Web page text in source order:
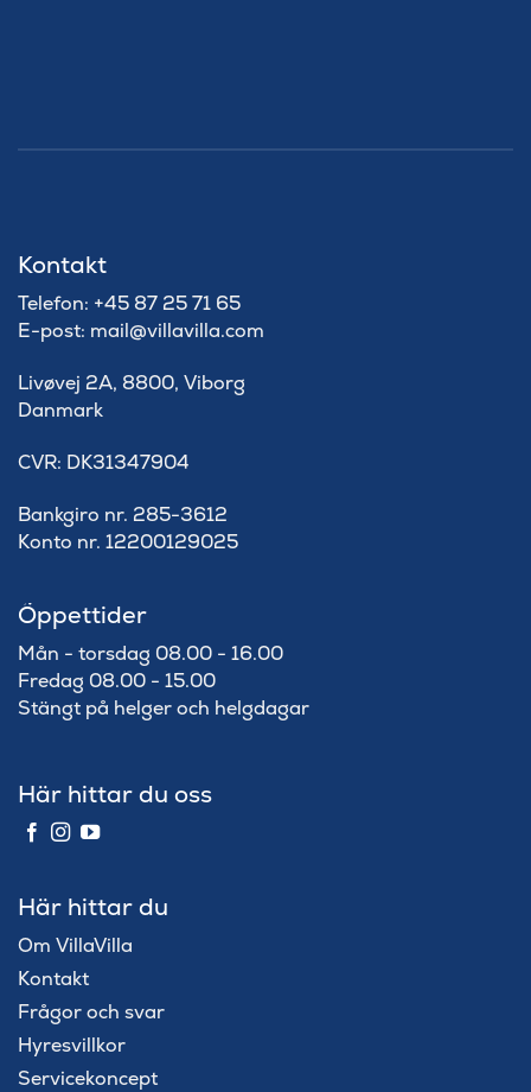
Kontakt
Telefon: +45 87 25 71 65
E-post: mail@villavilla.com
Livøvej 2A, 8800, Viborg
Danmark
​CVR: DK31347904
Bankgiro nr. 285-3612
Konto nr. 12200129025
Öppettider
Mån - torsdag 08.00 - 16.00
Fredag 08.00 - 15.00
Stängt på helger och helgdagar
Här hittar du oss
Här hittar du
Om VillaVilla
Kontakt
Frågor och svar
Hyresvillkor
Servicekoncept